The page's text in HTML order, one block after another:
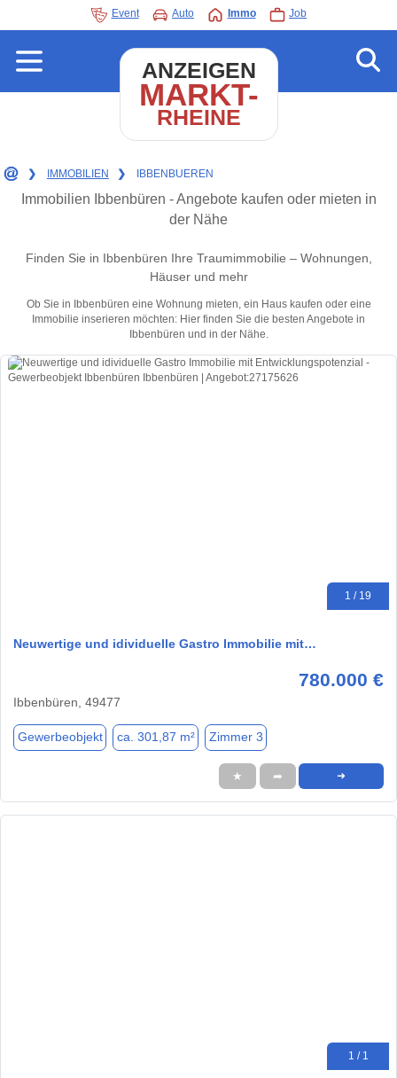
Event Auto Immo Job
ANZEIGEN
MARKT-
RHEINE
❯ IMMOBILIEN ❯ IBBENBUEREN
Immobilien Ibbenbüren - Angebote kaufen oder mieten in
der Nähe
Finden Sie in Ibbenbüren Ihre Traumimmobilie – Wohnungen,
Häuser und mehr
Ob Sie in Ibbenbüren eine Wohnung mieten, ein Haus kaufen oder eine
Immobilie inserieren möchten: Hier finden Sie die besten Angebote in
Ibbenbüren und in der Nähe.
1 / 19
Neuwertige und idividuelle Gastro Immobilie mit…
780.000 €
Ibbenbüren, 49477
Gewerbeobjekt ca. 301,87 m² Zimmer 3
★ ➦ ➜
1 / 1